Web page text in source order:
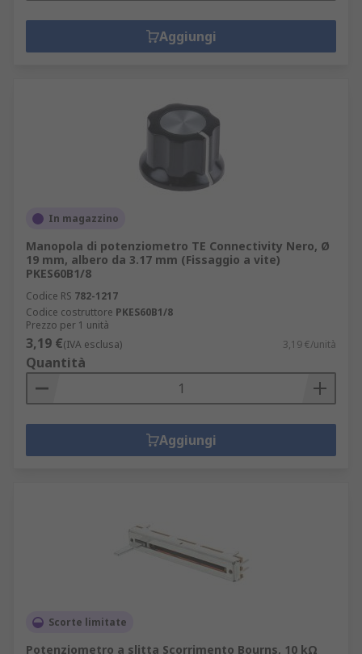
Aggiungi
In magazzino
Manopola di potenziometro TE Connectivity Nero, Ø
19 mm, albero da 3.17 mm (Fissaggio a vite)
PKES60B1/8
Codice RS 782-1217
Codice costruttore PKES60B1/8
Prezzo per 1 unità
3,19 €(IVA esclusa) 3,19 €/unità
Quantità
Aggiungi
Scorte limitate
Potenziometro a slitta Scorrimento Bourns, 10 kΩ